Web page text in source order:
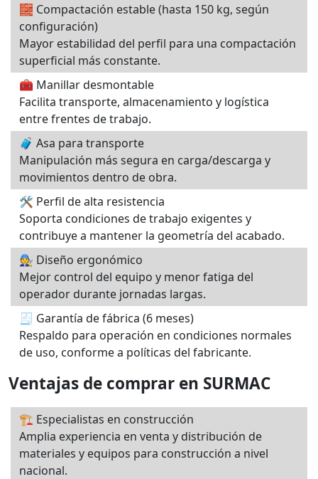
🧱 Compactación estable (hasta 150 kg, según
configuración)
Mayor estabilidad del perfil para una compactación
superficial más constante.
🧰 Manillar desmontable
Facilita transporte, almacenamiento y logística
entre frentes de trabajo.
🧳 Asa para transporte
Manipulación más segura en carga/descarga y
movimientos dentro de obra.
🛠️ Perfil de alta resistencia
Soporta condiciones de trabajo exigentes y
contribuye a mantener la geometría del acabado.
🧑‍🔧 Diseño ergonómico
Mejor control del equipo y menor fatiga del
operador durante jornadas largas.
🧾 Garantía de fábrica (6 meses)
Respaldo para operación en condiciones normales
de uso, conforme a políticas del fabricante.
Ventajas de comprar en SURMAC
🏗️ Especialistas en construcción
Amplia experiencia en venta y distribución de
materiales y equipos para construcción a nivel
nacional.